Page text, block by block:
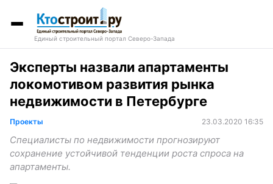
Единый строительный портал Северо-Запада
Эксперты назвали апартаменты
локомотивом развития рынка
недвижимости в Петербурге
Проекты 23.03.2020 16:35
Специалисты по недвижимости прогнозируют
сохранение устойчивой тенденции роста спроса на
апартаменты.